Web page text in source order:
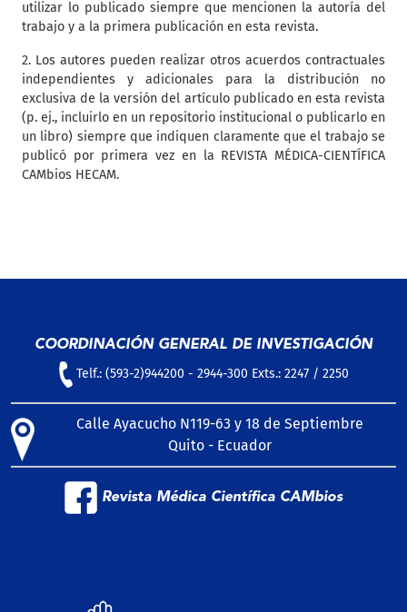
utilizar lo publicado siempre que mencionen la autoría del
trabajo y a la primera publicación en esta revista.
2. Los autores pueden realizar otros acuerdos contractuales
independientes y adicionales para la distribución no
exclusiva de la versión del artículo publicado en esta revista
(p. ej., incluirlo en un repositorio institucional o publicarlo en
un libro) siempre que indiquen claramente que el trabajo se
publicó por primera vez en la REVISTA MÉDICA-CIENTÍFICA
CAMbios HECAM.
COORDINACIÓN GENERAL DE INVESTIGACIÓN
Telf.: (593-2)944200 - 2944-300 Exts.: 2247 / 2250
Calle Ayacucho N119-63 y 18 de Septiembre
Quito - Ecuador
Revista Médica Científica CAMbios